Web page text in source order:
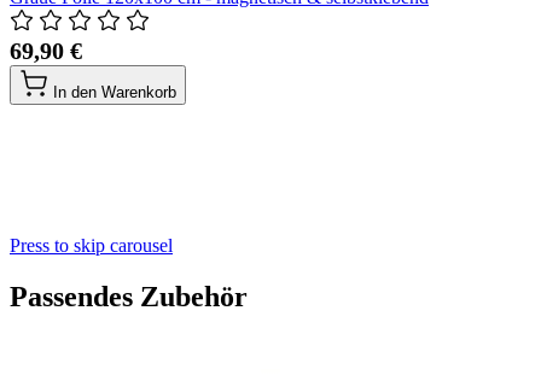
69,90 €
In den Warenkorb
Press to skip carousel
Passendes Zubehör